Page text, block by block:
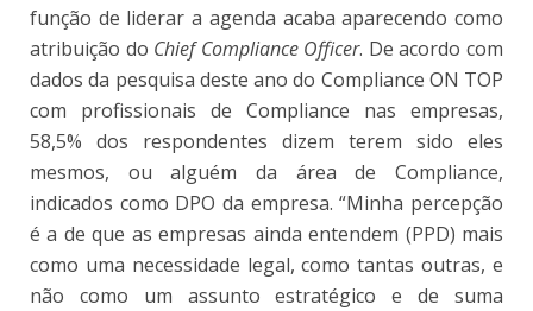
função de liderar a agenda acaba aparecendo como
atribuição do Chief Compliance Officer. De acordo com
dados da pesquisa deste ano do Compliance ON TOP
com profissionais de Compliance nas empresas,
58,5% dos respondentes dizem terem sido eles
mesmos, ou alguém da área de Compliance,
indicados como DPO da empresa. “Minha percepção
é a de que as empresas ainda entendem (PPD) mais
como uma necessidade legal, como tantas outras, e
não como um assunto estratégico e de suma